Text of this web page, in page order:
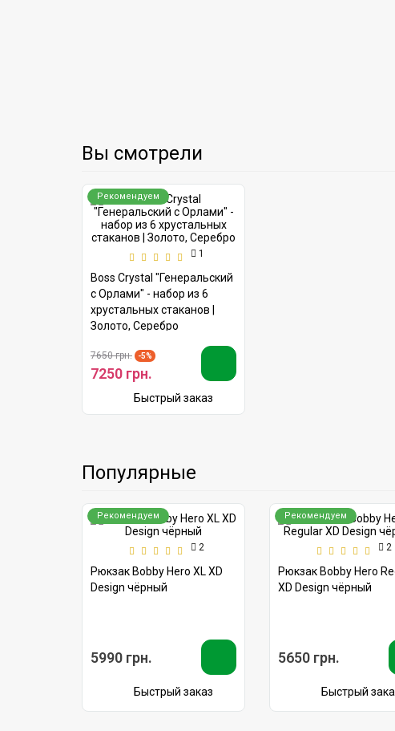
1
Boss Crystal "Генеральский
с Орлами" - набор из 6
хрустальных стаканов |
Золото, Серебро
7650 грн. -5%
7250 грн.
Быстрый заказ
Популярные
Рюкзак Bobby Hero XL XD
Быстрый заказ Быстрый заказ
Подпишитесь на рассылку, и узнавайте о